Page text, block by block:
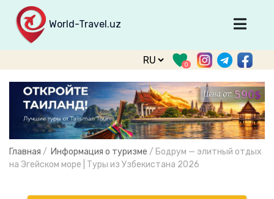
World-Travel.uz
Главная
Направления
Туры
Тур. фирмы
Табло прилета
О туризме
0
Главная / Информация о туризме / Бодрум — элитный отдых
на Эгейском море | Туры из Узбекистана 2026